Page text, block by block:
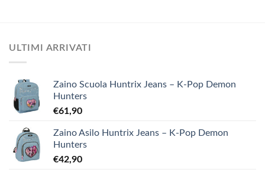
ULTIMI ARRIVATI
Zaino Scuola Huntrix Jeans – K-Pop Demon
Hunters
€61,90
Zaino Asilo Huntrix Jeans – K-Pop Demon
Hunters
€42,90